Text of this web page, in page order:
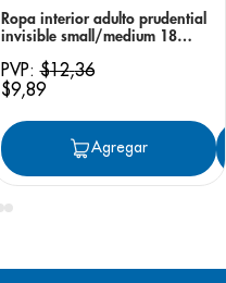
Agregar
Ropa interior adulto prudential
invisible small/medium 18
PVP:$12,36
$9,89
Agregar